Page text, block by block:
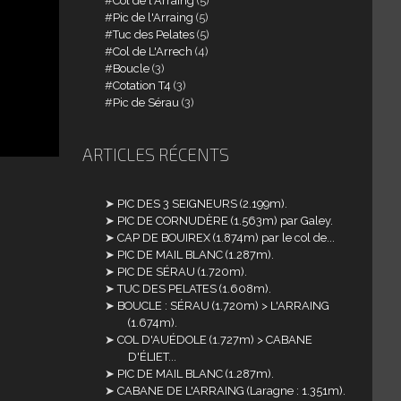
Pic de l'Arraing (5)
Tuc des Pelates (5)
Col de L'Arrech (4)
Boucle (3)
Cotation T4 (3)
Pic de Sérau (3)
ARTICLES RÉCENTS
PIC DES 3 SEIGNEURS (2.199m).
PIC DE CORNUDÈRE (1.563m) par Galey.
CAP DE BOUIREX (1.874m) par le col de...
PIC DE MAIL BLANC (1.287m).
PIC DE SÉRAU (1.720m).
TUC DES PELATES (1.608m).
BOUCLE : SÉRAU (1.720m) > L'ARRAING
(1.674m).
COL D'AUÉDOLE (1.727m) > CABANE
D'ÉLIET...
PIC DE MAIL BLANC (1.287m).
CABANE DE L'ARRAING (Laragne : 1.351m).